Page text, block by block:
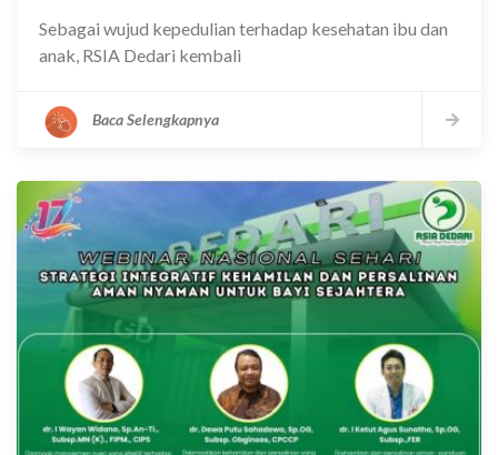
Sebagai wujud kepedulian terhadap kesehatan ibu dan
anak, RSIA Dedari kembali
Baca Selengkapnya